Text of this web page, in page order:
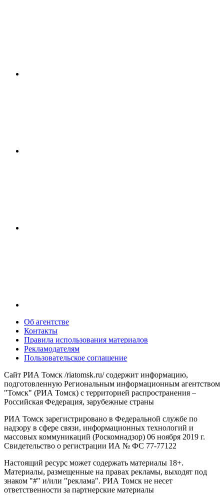
Об агентстве
Контакты
Правила использования материалов
Рекламодателям
Пользовательское соглашение
Сайт РИА Томск /riatomsk.ru/ содержит информацию,
подготовленную Региональным информационным агентством
"Томск" (РИА Томск) с территорией распространения –
Российская Федерация, зарубежные страны
РИА Томск зарегистрировано в Федеральной службе по
надзору в сфере связи, информационных технологий и
массовых коммуникаций (Роскомнадзор) 06 ноября 2019 г.
Свидетельство о регистрации ИА № ФС 77-77122
Настоящий ресурс может содержать материалы 18+.
Материалы, размещенные на правах рекламы, выходят под
знаком "#" и/или "реклама". РИА Томск не несет
ответственности за партнерские материалы